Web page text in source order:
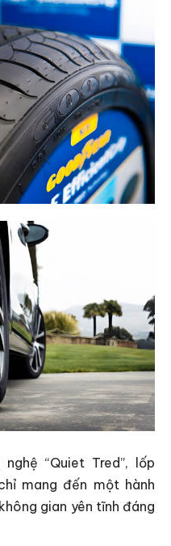
“Quiet Tred”, lốp
mang đến một hành
gian yên tĩnh đáng